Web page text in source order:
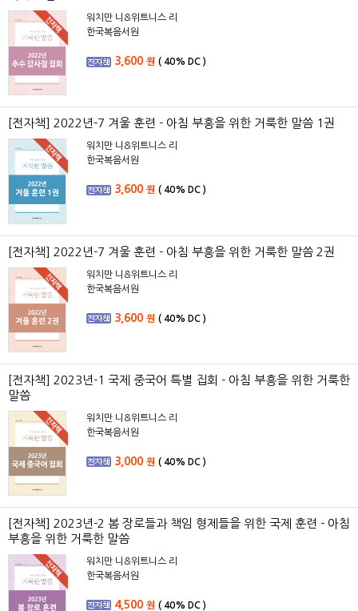
워치만 니&위트니스 리
한국복음서원
3,600 원 ( 40% DC )
[전자책] 2022년-7 겨울 훈련 - 아침 부흥을 위한 거룩한 말씀 1권
워치만 니&위트니스 리
한국복음서원
3,600 원 ( 40% DC )
[전자책] 2022년-7 겨울 훈련 - 아침 부흥을 위한 거룩한 말씀 2권
워치만 니&위트니스 리
한국복음서원
3,600 원 ( 40% DC )
[전자책] 2023년-1 국제 중국어 특별 집회 - 아침 부흥을 위한 거룩한
말씀
워치만 니&위트니스 리
한국복음서원
3,000 원 ( 40% DC )
[전자책] 2023년-2 봄 장로들과 책임 형제들을 위한 국제 훈련 - 아침
부흥을 위한 거룩한 말씀
워치만 니&위트니스 리
한국복음서원
4,500 원 ( 40% DC )